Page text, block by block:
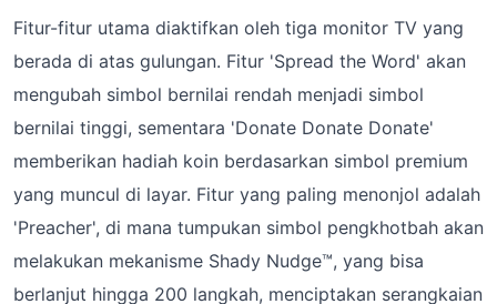
Fitur-fitur utama diaktifkan oleh tiga monitor TV yang
berada di atas gulungan. Fitur 'Spread the Word' akan
mengubah simbol bernilai rendah menjadi simbol
bernilai tinggi, sementara 'Donate Donate Donate'
memberikan hadiah koin berdasarkan simbol premium
yang muncul di layar. Fitur yang paling menonjol adalah
'Preacher', di mana tumpukan simbol pengkhotbah akan
melakukan mekanisme Shady Nudge™️, yang bisa
berlanjut hingga 200 langkah, menciptakan serangkaian